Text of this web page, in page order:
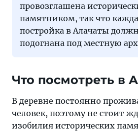
провозглашена
памятником, так что
постройка в Алачаты
подогнана под местную
Что посмотреть в
В деревне постоянно
человек, поэтому не стоит
изобилия исторических